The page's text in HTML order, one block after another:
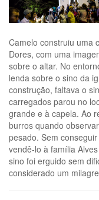
Camelo construiu uma
Dores, com uma
sobre o altar. No
lenda sobre o sino da
construção, faltava o
carregados parou no
grande e à capela. Ao
burros quando
pesado. Sem
vendê-lo à família
sino foi erguido sem
considerado um